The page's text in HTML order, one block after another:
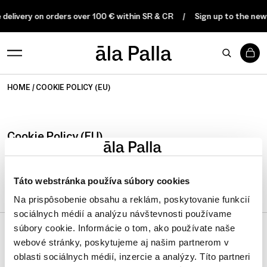
Táto webstránka používa súbory cookies
Na prispôsobenie obsahu a reklám, poskytovanie funkcií
sociálnych médií a analýzu návštevnosti používame
súbory cookie. Informácie o tom, ako používate naše
webové stránky, poskytujeme aj našim partnerom v
oblasti sociálnych médií, inzercie a analýzy. Títo partneri
delivery on orders over 100 € within SR & CR Sign up to the
0
HOME COOKIE POLICY (EU)
Cookie Policy (EU)
JOIN THE COMMUNITY
@ALAPALLA